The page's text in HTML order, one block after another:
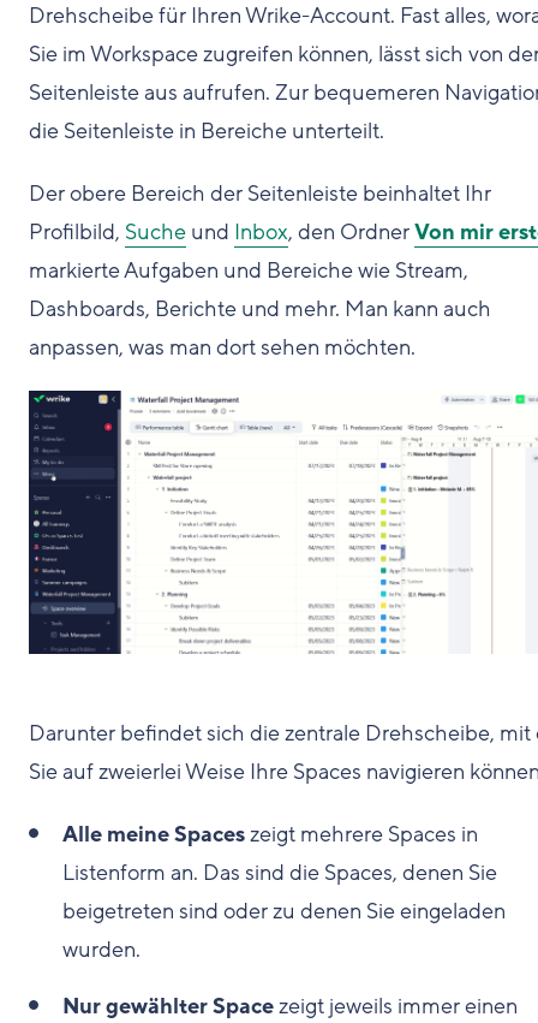
Drehscheibe für Ihren Wrike-Account. Fast alles,
Sie im Workspace zugreifen können, lässt sich von
Seitenleiste aus aufrufen. Zur bequemeren
die Seitenleiste in Bereiche unterteilt.
Der obere Bereich der Seitenleiste beinhaltet Ihr
Profilbild, Suche und Inbox, den OrdnerVon mir
markierte Aufgaben und Bereiche wie Stream,
Dashboards, Berichte und mehr. Man kann auch
anpassen, was man dort sehen möchten.
Darunter befindet sich die zentrale Drehscheibe, mit
Sie auf zweierlei Weise Ihre Spaces navigieren
Alle meine Spaceszeigt mehrere Spaces in
Listenform an. Das sind die Spaces, denen Sie
beigetreten sind oder zu denen Sie eingeladen
wurden.
Nur gewählter Spacezeigt jeweils immer einen